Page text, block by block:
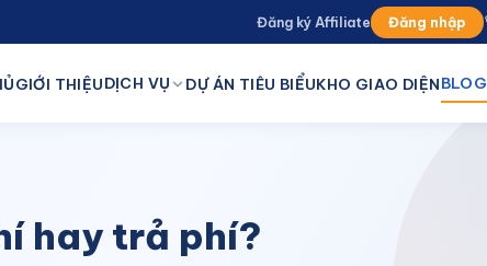
Đăng ký Affiliate Đăng nhập
GIỚI THIỆUDỊCH VỤ DỰ ÁN TIÊU BIỂUKHO GIAO DIỆNBLOG
hay trả phí?